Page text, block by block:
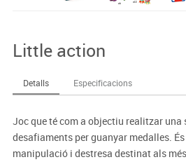
Little action
Detalls Especificacions
Joc que té com a objectiu realitzar una
desafiaments per guanyar medalles.
manipulació i destresa destinat als